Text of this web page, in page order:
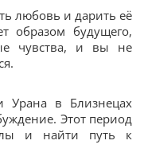
любовь и дарить её
образом будущего,
чувства, и вы не
Урана в Близнецах
Этот период
и найти путь к